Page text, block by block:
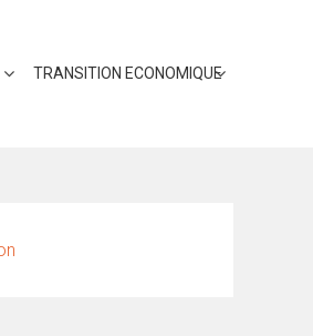
TRANSITION ECONOMIQUE